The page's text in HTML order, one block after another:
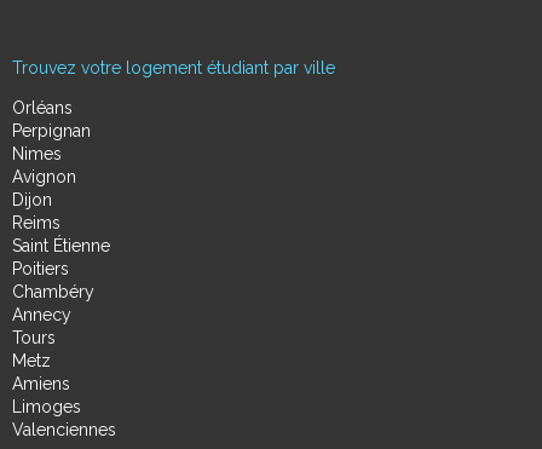
Trouvez votre logement étudiant par ville
Orléans
Perpignan
Nimes
Avignon
Dijon
Reims
Saint Étienne
Poitiers
Chambéry
Annecy
Tours
Metz
Amiens
Limoges
Valenciennes